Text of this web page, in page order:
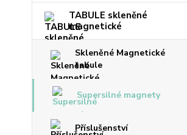
TABULE skleněné
magnetické
Skleněné Magnetické
tabule
Supersilné magnety
Příslušenství